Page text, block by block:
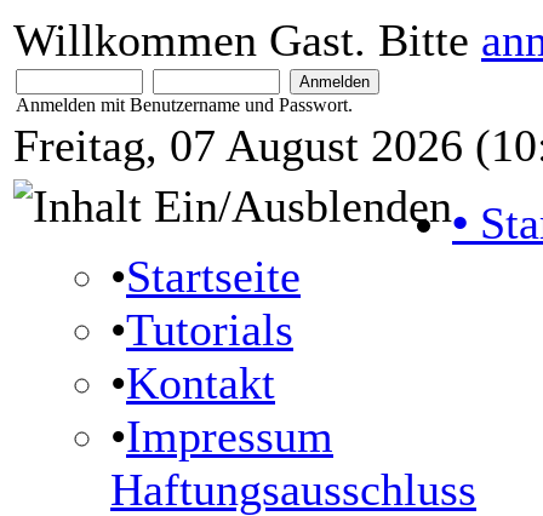
Willkommen Gast. Bitte
Anmelden mit Benutzername und Passwort.
Freitag, 07 August 2026
•
•Startseite
•Tutorials
•Kontakt
•Impressum
Haftungsausschluss